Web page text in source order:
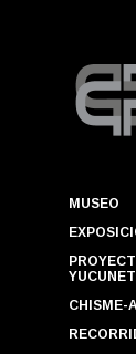
MUSEO
YUCUNET
CHISME-